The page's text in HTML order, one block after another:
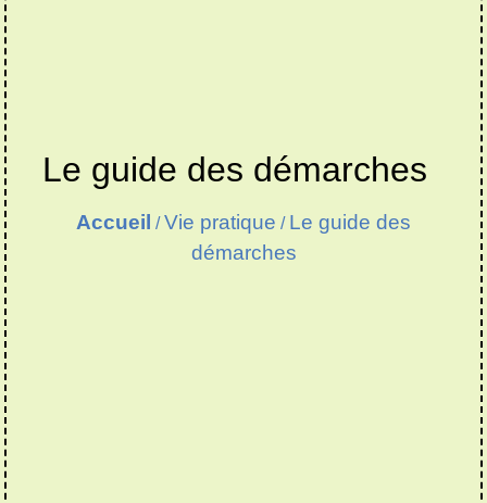
Le guide des démarches
Accueil /Vie pratique / Le guide des
démarches